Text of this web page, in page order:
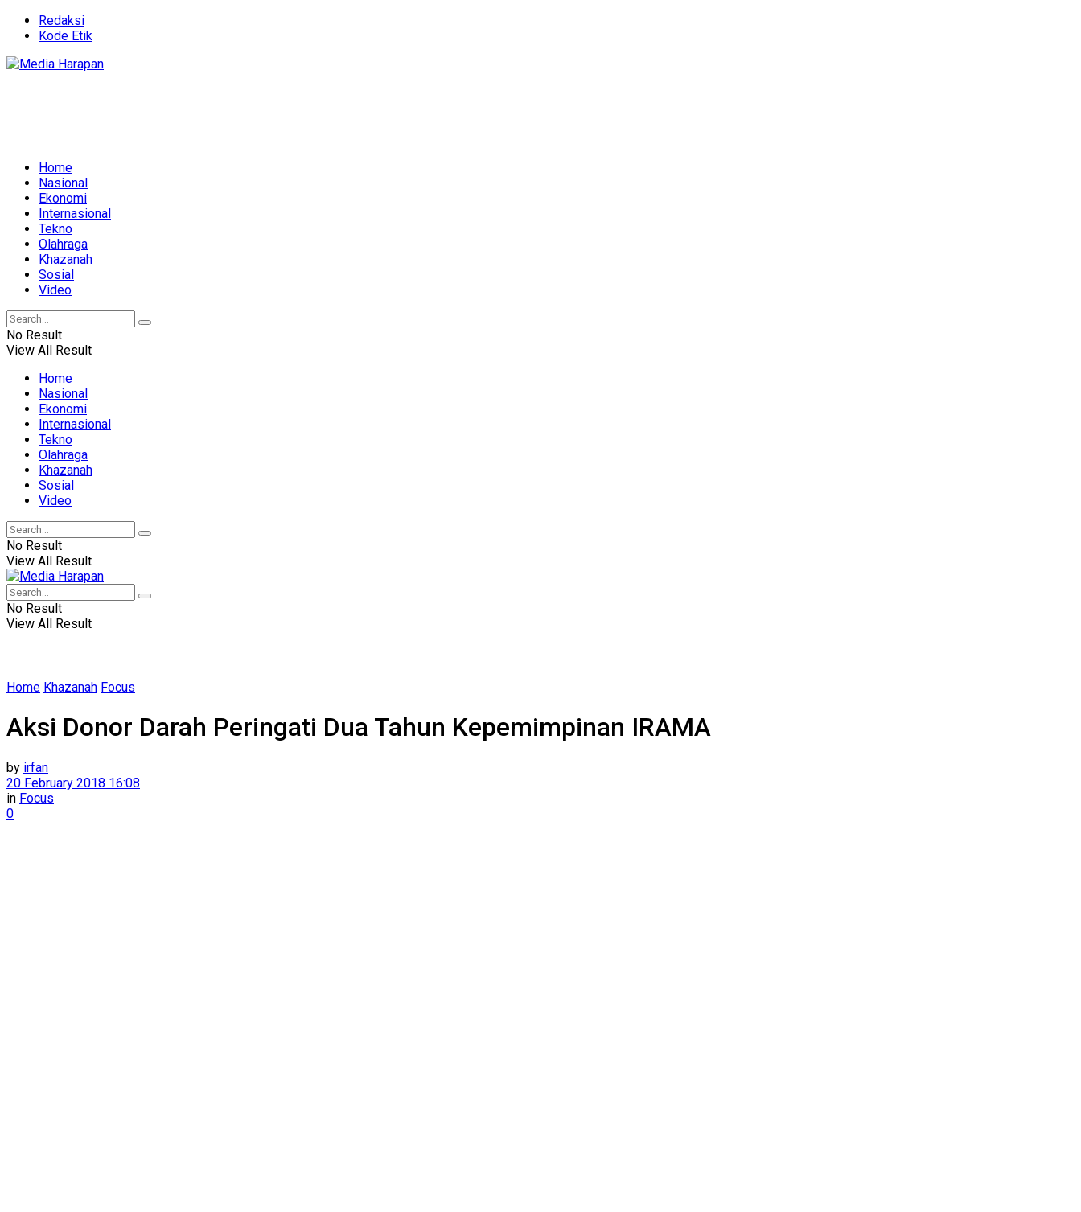
Redaksi
Kode Etik
Home
Nasional
Ekonomi
Internasional
Tekno
Olahraga
Khazanah
Sosial
Video
No Result
View All Result
Home
Nasional
Ekonomi
Internasional
Tekno
Olahraga
Khazanah
Sosial
Video
No Result
View All Result
No Result
View All Result
Home Khazanah Focus
Aksi Donor Darah Peringati Dua Tahun Kepemimpinan IRAMA
by irfan
20 February 2018 16:08
in Focus
0